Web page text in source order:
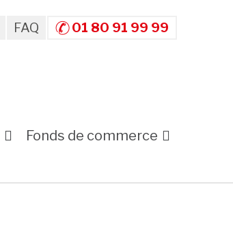
FAQ 01 80 91 99 99
Fonds de commerce